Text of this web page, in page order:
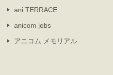
ani TERRACE
anicom jobs
アニコム メモリアル